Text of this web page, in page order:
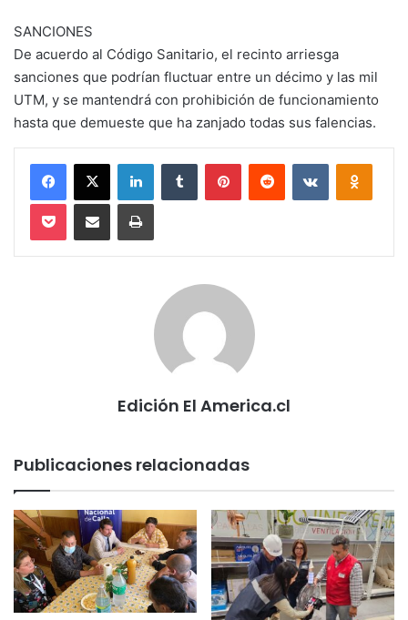
SANCIONES
De acuerdo al Código Sanitario, el recinto arriesga
sanciones que podrían fluctuar entre un décimo y las mil
UTM, y se mantendrá con prohibición de funcionamiento
hasta que demueste que ha zanjado todas sus falencias.
Facebook
X LinkedInTumblr PinterestReddit VKontakte
Pocket Compartir via email Imprimir
Edición El America.cl
Publicaciones relacionadas